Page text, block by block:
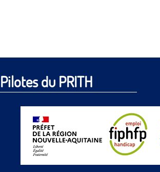
Pilotes du PRITH